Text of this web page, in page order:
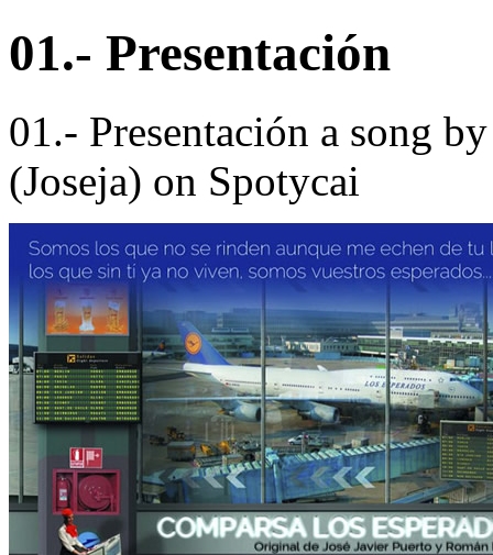
01.- Presentación
01.- Presentación a song
(Joseja) on Spotycai